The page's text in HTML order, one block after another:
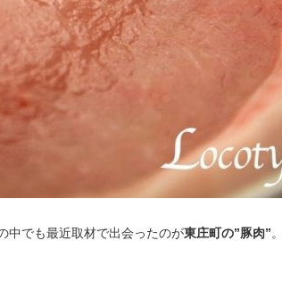
中でも最近取材で出会ったのが東庄町の”豚肉”